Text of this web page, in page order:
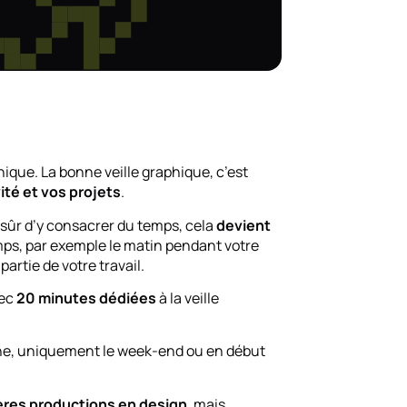
La bonne veille graphique, c’est
et vos projets.
d’y consacrer du temps, celadevient
par exemple le matin pendant votre
de votre travail.
20 minutes dédiéesà la veille
uniquement le week-end ou en début